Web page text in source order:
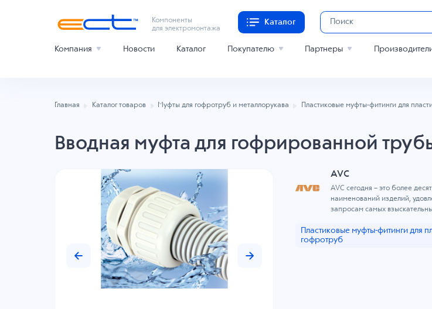
Компоненты
для электромонтажа
Каталог
Компания Новости Каталог Покупателю Партнеры
Главная Каталог товаров Муфты для гофротруб и металлорукава Пластиковые муфты-фитинги для
Вводная муфта для гофрированной
AVC
AVC сегодня – это более
наименований изделий,
запросам самых
Пластиковые муфты-фитинги для
гофротруб